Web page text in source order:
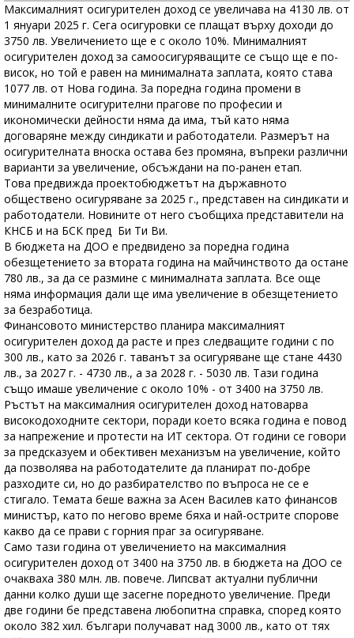
Максималният осигурителен доход се увеличава на 4130 лв. от
1 януари 2025 г. Сега осигуровки се плащат върху доходи до
3750 лв. Увеличението ще е с около 10%. Минималният
осигурителен доход за самоосигуряващите се също ще е по-
висок, но той е равен на минималната заплата, която става
1077 лв. от Нова година. За поредна година промени в
минималните осигурителни прагове по професии и
икономически дейности няма да има, тъй като няма
договаряне между синдикати и работодатели. Размерът на
осигурителната вноска остава без промяна, въпреки различни
варианти за увеличение, обсъждани на по-ранен етап.
Това предвижда проектобюджетът на държавното
обществено осигуряване за 2025 г., представен на синдикати и
работодатели. Новините от него съобщиха представители на
КНСБ и на БСК пред Би Ти Ви.
В бюджета на ДОО е предвидено за поредна година
обезщетението за втората година на майчинството да остане
780 лв., за да се размине с минималната заплата. Все още
няма информация дали ще има увеличение в обезщетението
за безработица.
Финансовото министерство планира максималният
осигурителен доход да расте и през следващите години с по
300 лв., като за 2026 г. таванът за осигуряване ще стане 4430
лв., за 2027 г. - 4730 лв., а за 2028 г. - 5030 лв. Тази година
също имаше увеличение с около 10% - от 3400 на 3750 лв.
Ръстът на максималния осигурителен доход натоварва
високодоходните сектори, поради което всяка година е повод
за напрежение и протести на ИТ сектора. От години се говори
за предсказуем и обективен механизъм на увеличение, който
да позволява на работодателите да планират по-добре
разходите си, но до разбирателство по въпроса не се е
стигало. Темата беше важна за Асен Василев като финансов
министър, като по негово време бяха и най-острите спорове
какво да се прави с горния праг за осигуряване.
Само тази година от увеличението на максималния
осигурителен доход от 3400 на 3750 лв. в бюджета на ДОО се
очакваха 380 млн. лв. повече. Липсват актуални публични
данни колко души ще засегне поредното увеличение. Преди
две години бе представена любопитна справка, според която
около 382 хил. българи получават над 3000 лв., като от тях